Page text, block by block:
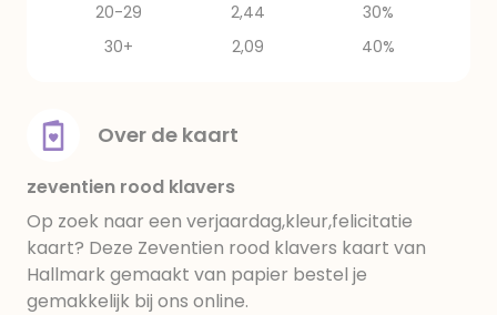
20-29
2,44
30%
30+
2,09 40%
Over de kaart
zeventien rood klavers
Op zoek naar een verjaardag,kleur,felicitatie
kaart? Deze Zeventien rood klavers kaart van
Hallmark gemaakt van papier bestel je
gemakkelijk bij ons online.